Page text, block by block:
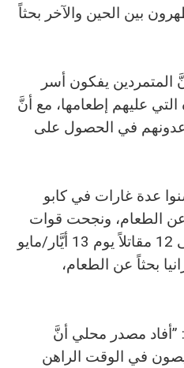
بين الحين والآخر بحثاً
المتمردين يفكون أسر
التي عليهم إطعامها، مع أنَّ
في الحصول على
عدة غارات في كابو
عن الطعام، ونجحت قوات
الأمن في إلقاء القبض على 12 مقاتلاً يوم 13 أيَّار/مايو
بحثاً عن الطعام،
”أفاد مصدر محلي أنَّ
في الوقت الراهن